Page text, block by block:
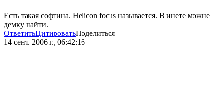
Есть такая софтина. Helicon focus называется. В инете можне
демку найти.
ОтветитьЦитироватьПоделиться
14 сент. 2006 г., 06:42:16